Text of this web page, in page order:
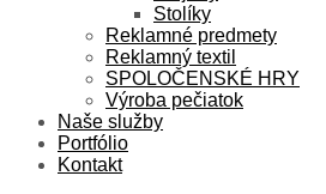
Stolíky
Reklamné predmety
Reklamný textil
SPOLOČENSKÉ HRY
Výroba pečiatok
Naše služby
Portfólio
Kontakt